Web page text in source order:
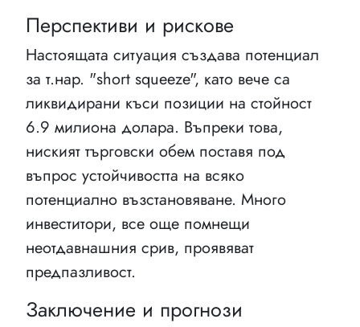
Перспективи и рискове
Настоящата ситуация създава потенциал
за т.нар. "short squeeze", като вече са
ликвидирани къси позиции на стойност
6.9 милиона долара. Въпреки това,
ниският търговски обем поставя под
въпрос устойчивостта на всяко
потенциално възстановяване. Много
инвеститори, все още помнещи
неотдавнашния срив, проявяват
предпазливост.
Заключение и прогнози